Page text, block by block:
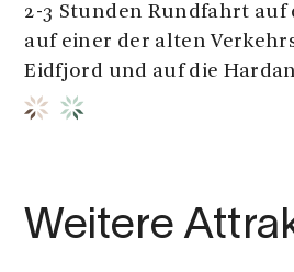
2-3 Stunden Rundfahrt auf
auf einer der alten
Eidfjord und auf die
Weitere